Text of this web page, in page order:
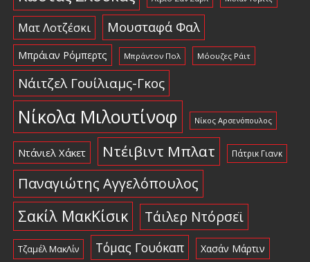
Ματ Λοτζέσκι Μουσταφά Φαλ
Μπράιαν Ρόμπερτς Μπράντον Πολ Μόουζες Ράιτ
Νάιτζελ Γουίλιαμς-Γκος
Νίκολα Μιλουτίνοφ Νίκος Αρσενόπουλος
Ντάνιελ Χάκετ Ντέιβιντ Μπλατ Πάτρικ Γιανκ
Παναγιώτης Αγγελόπουλος
Σακίλ ΜακΚίσικ Τάιλερ Ντόρσεϊ
Τζαμέλ ΜακΛίν Τόμας Γουόκαπ Χασάν Μάρτιν